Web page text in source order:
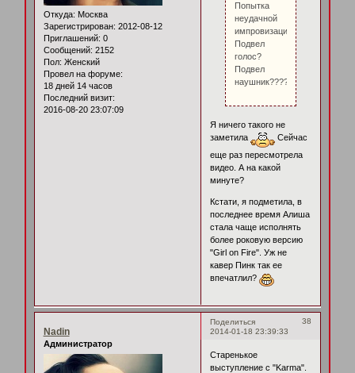
Откуда: Москва
Зарегистрирован: 2012-08-12
Приглашений: 0
Сообщений: 2152
Пол: Женский
Провел на форуме:
18 дней 14 часов
Последний визит:
2016-08-20 23:07:09
Попытка
неудачной
импровизации?
Подвел
голос?
Подвел
наушник?????
Я ничего такого не
заметила
Сейчас
еще раз пересмотрела
видео. А на какой
минуте?
Кстати, я подметила, в
последнее время Алиша
стала чаще исполнять
более роковую версию
"Girl on Fire". Уж не
кавер Пинк так ее
впечатлил?
Поделиться
38
2014-01-18 23:39:33
Nadin
Администратор
Старенькое
выступление с "Karma".